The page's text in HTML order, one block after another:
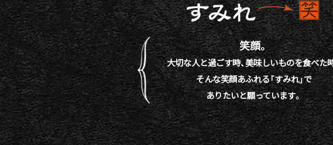
笑顔。
大切な人と過ごす時、美味しいものを食べた
そんな笑顔あふれる「すみれ」で
ありたいと願っています。